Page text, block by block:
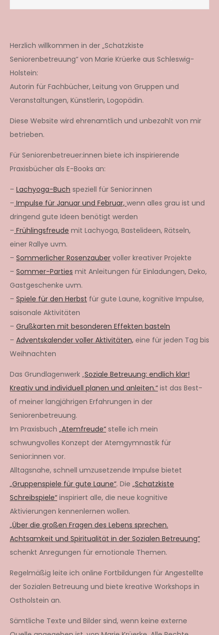
Herzlich willkommen in der „Schatzkiste
Seniorenbetreuung“ von Marie Krüerke aus Schleswig-
Holstein:
Autorin für Fachbücher, Leitung von Gruppen und
Veranstaltungen, Künstlerin, Logopädin.
Diese Website wird ehrenamtlich und unbezahlt von mir
betrieben.
Für Seniorenbetreuer:innen biete ich inspirierende
Praxisbücher als E-Books an:
– Lachyoga-Buch speziell für Senior:innen
– Impulse für Januar und Februar, wenn alles grau ist und
dringend gute Ideen benötigt werden
– Frühlingsfreude mit Lachyoga, Bastelideen, Rätseln,
einer Rallye uvm.
– Sommerlicher Rosenzauber voller kreativer Projekte
– Sommer-Parties mit Anleitungen für Einladungen, Deko,
Gastgeschenke uvm.
– Spiele für den Herbst für gute Laune, kognitive Impulse,
saisonale Aktivitäten
– Grußkarten mit besonderen Effekten basteln
– Adventskalender voller Aktivitäten, eine für jeden Tag bis
Weihnachten
Das Grundlagenwerk „Soziale Betreuung: endlich klar!
Kreativ und individuell planen und anleiten.“ ist das Best-
of meiner langjährigen Erfahrungen in der
Seniorenbetreuung.
Im Praxisbuch „Atemfreude“ stelle ich mein
schwungvolles Konzept der Atemgymnastik für
Senior:innen vor.
Alltagsnahe, schnell umzusetzende Impulse bietet
„Gruppenspiele für gute Laune“. Die „Schatzkiste
Schreibspiele“ inspiriert alle, die neue kognitive
Aktivierungen kennenlernen wollen.
„Über die großen Fragen des Lebens sprechen.
Achtsamkeit und Spiritualität in der Sozialen Betreuung“
schenkt Anregungen für emotionale Themen.
Regelmäßig leite ich online Fortbildungen für Angestellte
der Sozialen Betreuung und biete kreative Workshops in
Ostholstein an.
Sämtliche Texte und Bilder sind, wenn keine externe